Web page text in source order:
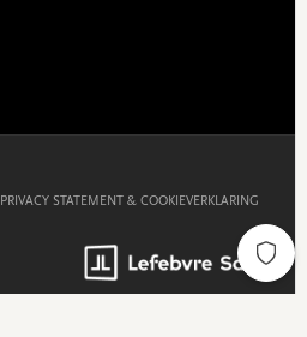
PRIVACY STATEMENT & COOKIEVERKLARING